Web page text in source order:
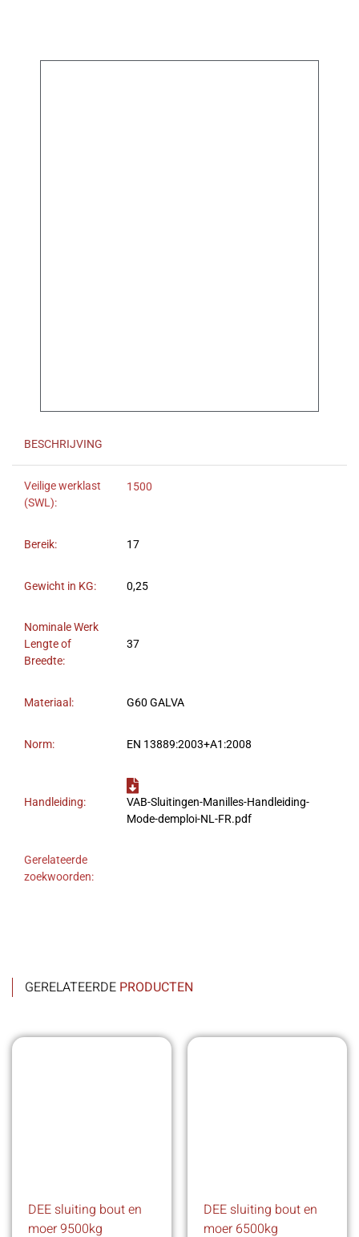
BESCHRIJVING
Veilige werklast
(SWL):
1500
Bereik: 17
Gewicht in KG: 0,25
Nominale Werk
Lengte of
Breedte:
37
Materiaal: G60 GALVA
Norm: EN 13889:2003+A1:2008
Handleiding:
VAB-Sluitingen-Manilles-Handleiding-
Mode-demploi-NL-FR.pdf
Gerelateerde
zoekwoorden:
GERELATEERDE PRODUCTEN
DEE sluiting bout en
moer 9500kg
DEE sluiting bout en
moer 6500kg